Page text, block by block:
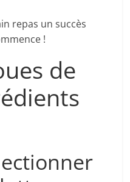
repas un succès
!
de